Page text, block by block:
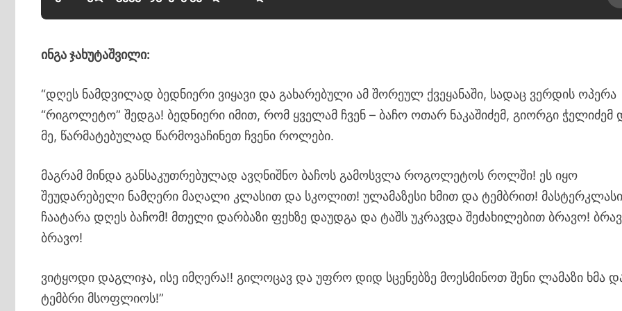
ინგა ჯახუტაშვილი:
“დღეს ნამდვილად ბედნიერი ვიყავი და გახარებული ამ შორეულ ქვეყანაში, სადაც ვერდის ოპერა
“რიგოლეტო” შედგა! ბედნიერი იმით, რომ ყველამ ჩვენ – ბაჩო ოთარ ნაკაშიძემ, გიორგი ჭელიძემ
მე, წარმატებულად წარმოვაჩინეთ ჩვენი როლები.
მაგრამ მინდა განსაკუთრებულად ავღნიშნო ბაჩოს გამოსვლა როგოლეტოს როლში! ეს იყო
შეუდარებელი ნამღერი მაღალი კლასით და სკოლით! ულამაზესი ხმით და ტემბრით! მასტერკლასი
ჩაატარა დღეს ბაჩომ! მთელი დარბაზი ფეხზე დაუდგა და ტაშს უკრავდა შეძახილებით ბრავო!
ბრავო!
ვიტყოდი დაგლიჯა, ისე იმღერა!! გილოცავ და უფრო დიდ სცენებზე მოესმინოთ შენი ლამაზი ხმა
ტემბრი მსოფლიოს!”